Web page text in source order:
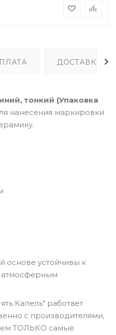
ДОСТАВКА
тонкий (Упаковка
нанесения маркировки
основе устойчивы к
атмосферным
Капель" работает
с производителями,
ТОЛЬКО самые